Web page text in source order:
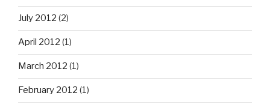
July 2012 (2)
April 2012 (1)
March 2012 (1)
February 2012 (1)